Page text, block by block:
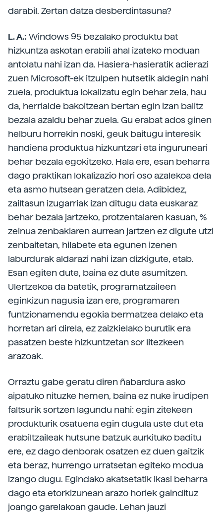
darabil. Zertan datza desberdintasuna?
L. A.: Windows 95 bezalako produktu bat
hizkuntza askotan erabili ahal izateko moduan
antolatu nahi izan da. Hasiera-hasieratik adierazi
zuen Microsoft-ek itzulpen hutsetik aldegin nahi
zuela, produktua lokalizatu egin behar zela, hau
da, herrialde bakoitzean bertan egin izan balitz
bezala azaldu behar zuela. Gu erabat ados ginen
helburu horrekin noski, geuk baitugu interesik
handiena produktua hizkuntzari eta inguruneari
behar bezala egokitzeko. Hala ere, esan beharra
dago praktikan lokalizazio hori oso azalekoa dela
eta asmo hutsean geratzen dela. Adibidez,
zailtasun izugarriak izan ditugu data euskaraz
behar bezala jartzeko, protzentaiaren kasuan, %
zeinua zenbakiaren aurrean jartzen ez digute utzi
zenbaitetan, hilabete eta egunen izenen
laburdurak aldarazi nahi izan dizkigute, etab.
Esan egiten dute, baina ez dute asumitzen.
Ulertzekoa da batetik, programatzaileen
eginkizun nagusia izan ere, programaren
funtzionamendu egokia bermatzea delako eta
horretan ari direla, ez zaizkielako burutik era
pasatzen beste hizkuntzetan sor litezkeen
arazoak.
Orraztu gabe geratu diren ñabardura asko
aipatuko nituzke hemen, baina ez nuke irudipen
faltsurik sortzen lagundu nahi: egin zitekeen
produkturik osatuena egin dugula uste dut eta
erabiltzaileak hutsune batzuk aurkituko baditu
ere, ez dago denborak osatzen ez duen gaitzik
eta beraz, hurrengo urratsetan egiteko modua
izango dugu. Egindako akatsetatik ikasi beharra
dago eta etorkizunean arazo horiek gaindituz
joango garelakoan gaude. Lehan jauzi